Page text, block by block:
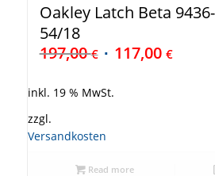
Oakley Latch Beta
54/18
197,00€ 117,00 €
inkl. 19 % MwSt.
zzgl.
Versandkosten
Read more